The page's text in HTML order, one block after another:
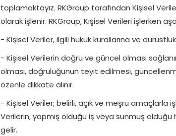
toplamaktayız. RKGroup tarafından Kişisel
olarak işlenir. RKGroup, Kişisel Verileri işlerken
- Kişisel Veriler, ilgili hukuk kurallarına ve
- Kişisel Verilerin doğru ve güncel olması
olması, doğruluğunun teyit edilmesi,
özenle dikkate alınır.
- Kişisel Veriler; belirli, açık ve meşru amaçlarla
Verilerin, yapmış olduğu iş veya sunmuş olduğu
gelir.